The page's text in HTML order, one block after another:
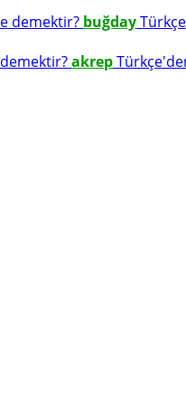
demektir? buğday
akrep